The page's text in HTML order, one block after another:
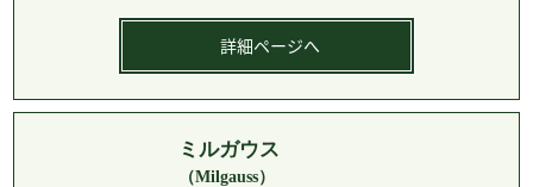
詳細ページへ
ミルガウス
（Milgauss）